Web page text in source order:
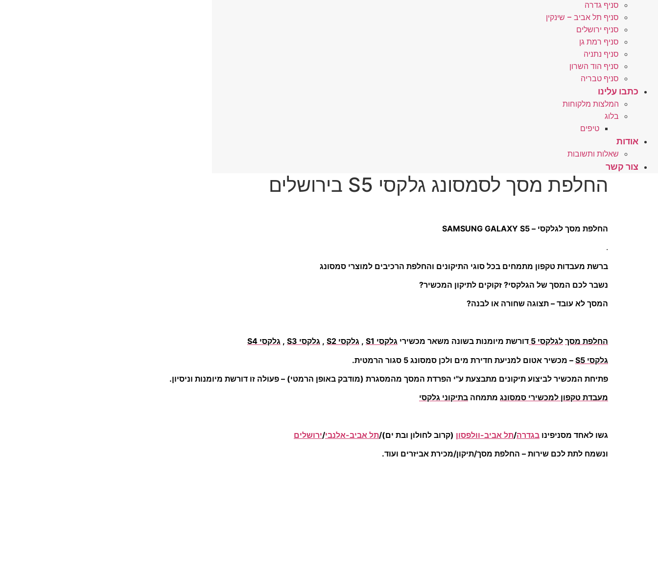
סניף גדרה
סניף תל אביב – שינקין
סניף ירושלים
סניף רמת גן
סניף נתניה
סניף הוד השרון
סניף טבריה
כתבו עלינו
המלצות מלקוחות
בלוג
טיפים
אודות
שאלות ותשובות
צור קשר
החלפת מסך לסמסונג גלקסי S5 בירושלים
החלפת מסך לגלקסי – SAMSUNG GALAXY S5
.
ברשת מעבדות טקפון מתמחים בכל סוגי התיקונים והחלפת הרכיבים למוצרי סמסונג
נשבר לכם המסך של הגלקסי? זקוקים לתיקון המכשיר?
המסך לא עובד – תצוגה שחורה או לבנה?
החלפת מסך לגלקסי 5 דורשת מיומנות בשונה משאר מכשירי גלקסי S1 , גלקסי S2 , גלקסי S3 , גלקסי S4
גלקסי S5
– מכשיר אטום למניעת חדירת מים ולכן סמסונג 5 סגור הרמטית.
פתיחת המכשיר לביצוע תיקונים מתבצעת ע"י הפרדת המסך מהמסגרת (מודבק באופן הרמטי) – פעולה זו דורשת מיומנות וניסיון.
מעבדת טקפון למכשירי סמסונג מתמחה בתיקוני גלקסי
גשו לאחד מסניפינו בגדרה/תל אביב-וולפסון (קרוב לחולון ובת ים)/תל אביב-אלנבי/ירושלים
ונשמח לתת לכם שירות – החלפת מסך/תיקון/מכירת אביזרים ועוד.